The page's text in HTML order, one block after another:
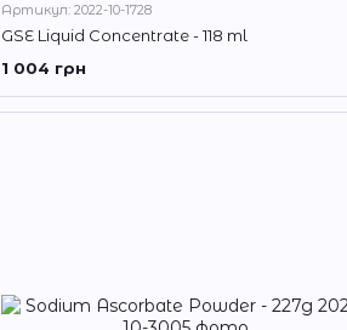
Артикул: 2022-10-1728
GSE Liquid Concentrate - 118 ml
1 004 грн